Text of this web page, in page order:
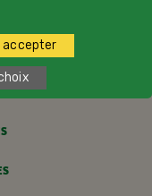
accepter